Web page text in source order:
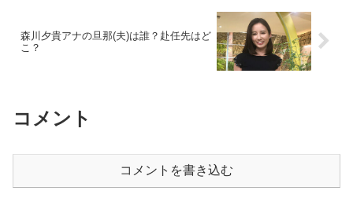
森川夕貴アナの旦那(夫)は誰？赴任先はど
こ？
コメント
コメントを書き込む